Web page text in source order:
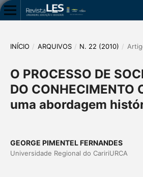
INÍCIO / ARQUIVOS / N. 22 (2010) /
O PROCESSO DE
DO CONHECIMENTO
uma abordagem
GEORGE PIMENTEL FERNANDES
Universidade Regional do CaririURCA